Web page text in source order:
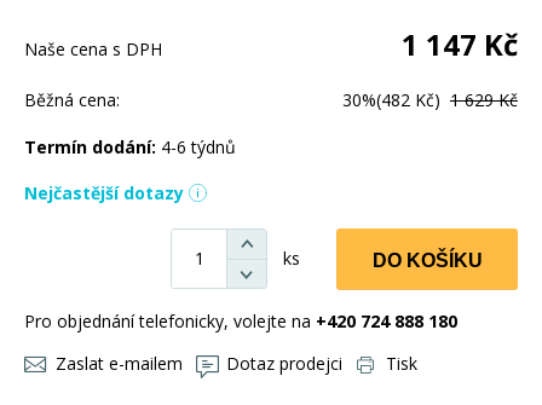
Naše cena s DPH 1 147 Kč
Běžná cena: 30%(482 Kč) 1 629 Kč
Termín dodání: 4-6 týdnů
Nejčastější dotazy
ks DO KOŠÍKU
Pro objednání telefonicky, volejte na +420 724 888 180
Zaslat e-mailem
Dotaz prodejci Tisk